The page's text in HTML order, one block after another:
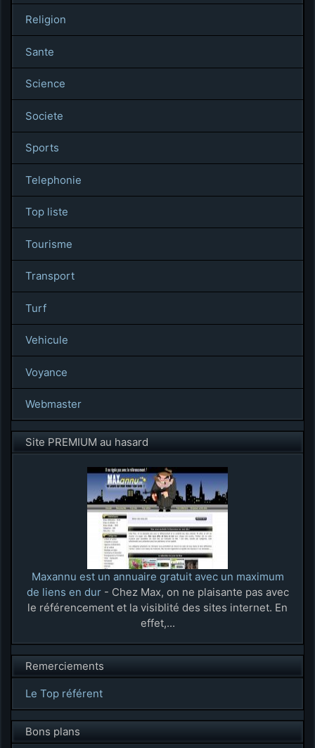
Religion
Sante
Science
Societe
Sports
Telephonie
Top liste
Tourisme
Transport
Turf
Vehicule
Voyance
Webmaster
Site PREMIUM au hasard
Maxannu est un annuaire gratuit avec un maximum
de liens en dur- Chez Max, on ne plaisante pas avec
le référencement et la visiblité des sites internet. En
effet,...
Remerciements
Le Top référent
Bons plans